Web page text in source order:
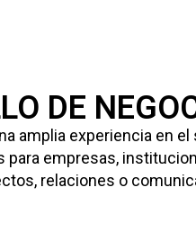
DE
amplia experiencia en
empresas,
relaciones o